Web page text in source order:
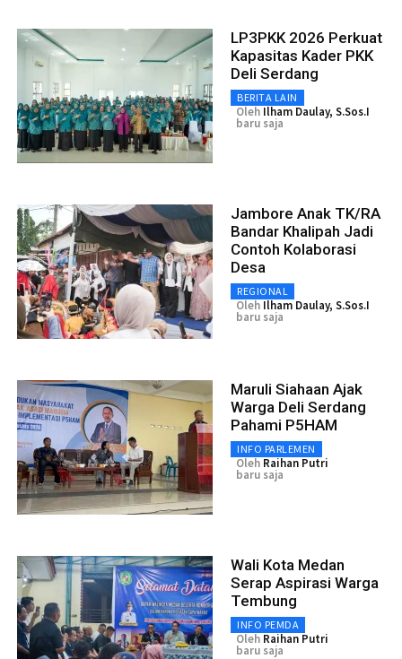
LP3PKK 2026 Perkuat
Kapasitas Kader PKK
Deli Serdang
BERITA LAIN
Oleh Ilham Daulay, S.Sos.I
baru saja
Jambore Anak TK/RA
Bandar Khalipah Jadi
Contoh Kolaborasi
Desa
REGIONAL
Oleh Ilham Daulay, S.Sos.I
baru saja
Maruli Siahaan Ajak
Warga Deli Serdang
Pahami P5HAM
INFO PARLEMEN
Oleh Raihan Putri
baru saja
Wali Kota Medan
Serap Aspirasi Warga
Tembung
INFO PEMDA
Oleh Raihan Putri
baru saja